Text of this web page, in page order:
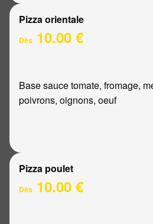
Pizza orientale
Dès 10.00 €
Base sauce tomate, fromage,
poivrons, oignons, oeuf
Pizza poulet
Dès 10.00 €